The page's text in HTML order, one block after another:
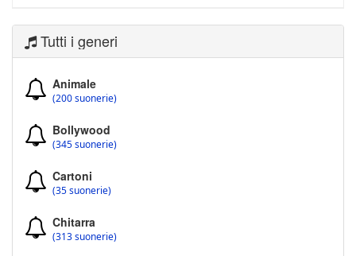
Tutti i generi
Animale
(200 suonerie)
Bollywood
(345 suonerie)
Cartoni
(35 suonerie)
Chitarra
(313 suonerie)